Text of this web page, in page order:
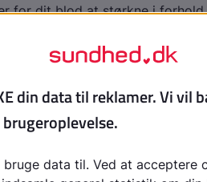
for dit blod at størkne i forhold
være 0,8-1,2. Det er det, som
man i de fleste tilfælde
tal, desto mere blodfortyndet
at "indstille" en person til,
du aftaler med din læge.